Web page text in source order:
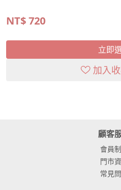
NT$720
立即
加入
顧客
會員
門市
常見